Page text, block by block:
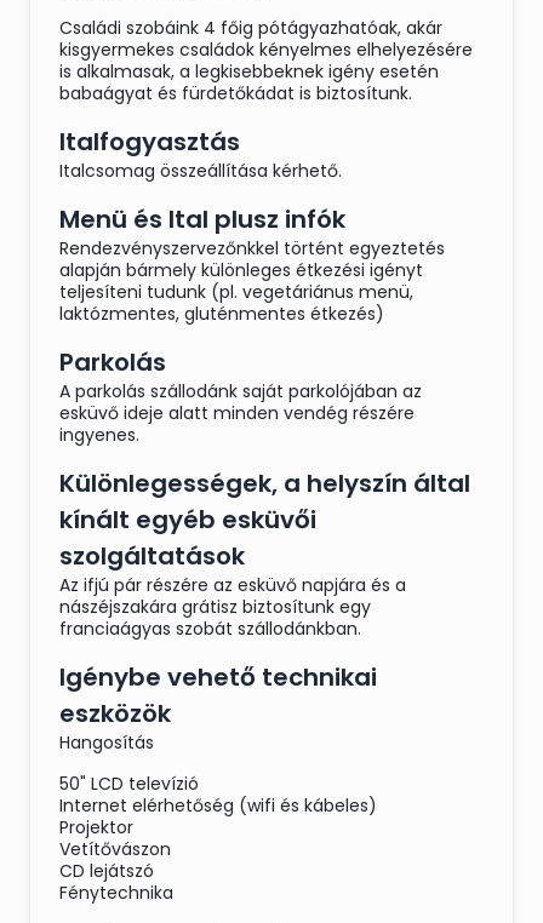
Családi szobáink 4 főig pótágyazhatóak, akár
kisgyermekes családok kényelmes elhelyezésére
is alkalmasak, a legkisebbeknek igény esetén
babaágyat és fürdetőkádat is biztosítunk.
Italfogyasztás
Italcsomag összeállítása kérhető.
Menü és Ital plusz infók
Rendezvényszervezőnkkel történt egyeztetés
alapján bármely különleges étkezési igényt
teljesíteni tudunk (pl. vegetáriánus menü,
laktózmentes, gluténmentes étkezés)
Parkolás
A parkolás szállodánk saját parkolójában az
esküvő ideje alatt minden vendég részére
ingyenes.
Különlegességek, a helyszín által
kínált egyéb esküvői
szolgáltatások
Az ifjú pár részére az esküvő napjára és a
nászéjszakára grátisz biztosítunk egy
franciaágyas szobát szállodánkban.
Igénybe vehető technikai
eszközök
Hangosítás
50" LCD televízió
Internet elérhetőség (wifi és kábeles)
Projektor
Vetítővászon
CD lejátszó
Fénytechnika